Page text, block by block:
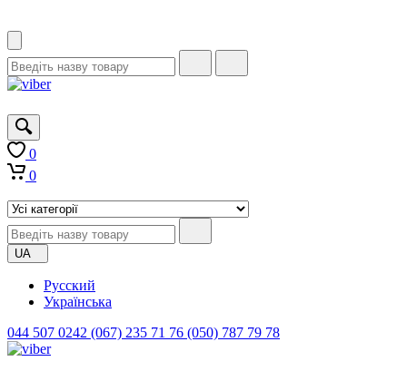
0
0
UA
Русский
Українська
044 507 0242 (067) 235 71 76 (050) 787 79 78